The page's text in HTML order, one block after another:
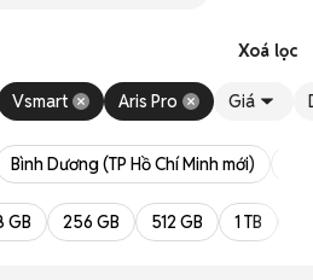
Xoá lọc
Vsmart Aris Pro Giá
Bình Dương (TP Hồ Chí Minh mới)
GB 256 GB 512 GB 1 TB